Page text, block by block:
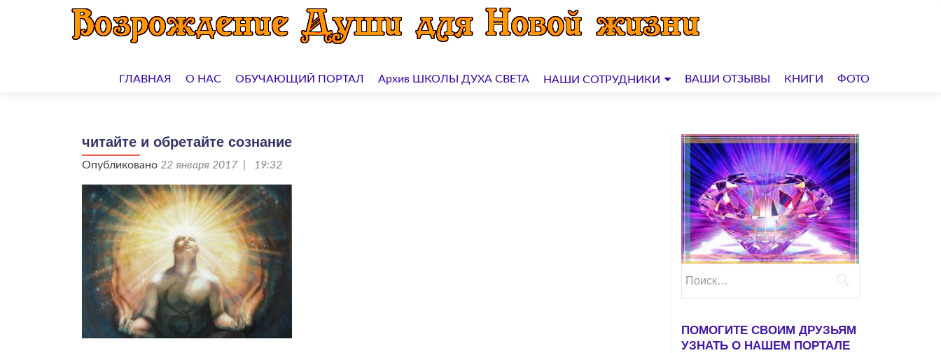
кГЛАВНАЯ О НАС ОБУЧАЮЩИЙ ПОРТАЛ Архив ШКОЛЫ ДУХА СВЕТА НАШИ СОТРУДНИКИ ВАШИ ОТЗЫВЫ КНИГИ ФОТО
читайте и обретайте сознание
Опубликовано 22 января 2017 | 19:32
ПОМОГИТЕ СВОИМ ДРУЗЬЯМ
УЗНАТЬ О НАШЕМ ПОРТАЛЕ